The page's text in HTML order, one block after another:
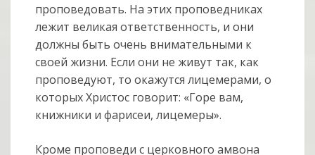
проповедовать. На этих проповедниках
лежит великая ответственность, и они
должны быть очень внимательными к
своей жизни. Если они не живут так, как
проповедуют, то окажутся лицемерами, о
которых Христос говорит: «Горе вам,
книжники и фарисеи, лицемеры».
Кроме проповеди с церковного амвона